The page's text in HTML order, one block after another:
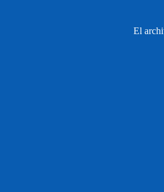
El